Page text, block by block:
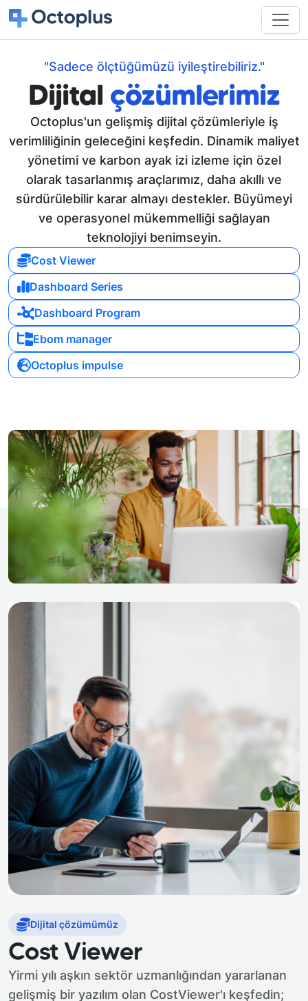
"Sadece ölçtüğümüzü iyileştirebiliriz."
Dijital çözümlerimiz
Octoplus'un gelişmiş dijital çözümleriyle iş
verimliliğinin geleceğini keşfedin. Dinamik maliyet
yönetimi ve karbon ayak izi izleme için özel
olarak tasarlanmış araçlarımız, daha akıllı ve
sürdürülebilir karar almayı destekler. Büyümeyi
ve operasyonel mükemmelliği sağlayan
teknolojiyi benimseyin.
Cost Viewer
Dashboard Series
Dashboard Program
Ebom manager
Octoplus impulse
Dijital çözümümüz
Cost Viewer
Yirmi yılı aşkın sektör uzmanlığından yararlanan
gelişmiş bir yazılım olan CostViewer'ı keşfedin;